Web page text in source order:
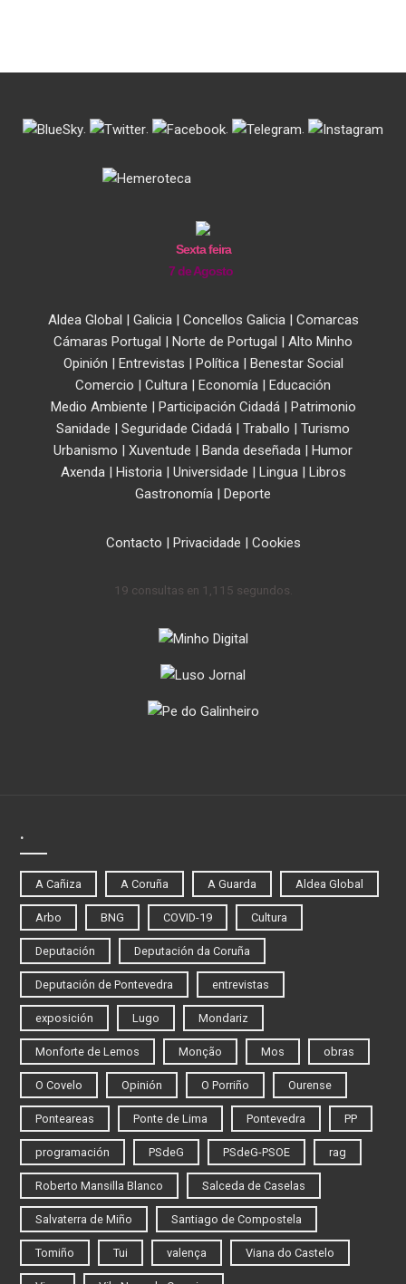
. . . .
Sexta feira
7 de Agosto
Aldea Global | Galicia| Concellos Galicia| Comarcas
Cámaras Portugal | Norte de Portugal | Alto Minho
Opinión | Entrevistas | Política| Benestar Social
Comercio | Cultura | Economía | Educación
Medio Ambiente | Participación Cidadá| Patrimonio
Sanidade | Seguridade Cidadá | Traballo | Turismo
Urbanismo | Xuventude | Banda deseñada | Humor
Axenda| Historia| Universidade | Lingua| Libros
Gastronomía | Deporte
Contacto | Privacidade | Cookies
19 consultas en 1,115 segundos.
.
A Cañiza A Coruña A Guarda Aldea Global
Arbo BNG COVID-19 Cultura
Deputación Deputación da Coruña
Deputación de Pontevedra entrevistas
exposición Lugo Mondariz
Monforte de Lemos Monção Mos obras
O Covelo Opinión O Porriño Ourense
Ponteareas Ponte de Lima Pontevedra PP
programación PSdeG PSdeG-PSOE rag
Roberto Mansilla Blanco Salceda de Caselas
Salvaterra de Miño Santiago de Compostela
Tomiño Tui valença Viana do Castelo